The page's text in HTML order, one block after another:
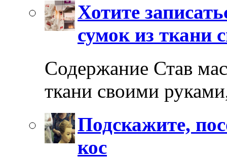
Хотите
сумок из ткани
Содержание Став
ткани своими
Подскажите,
кос